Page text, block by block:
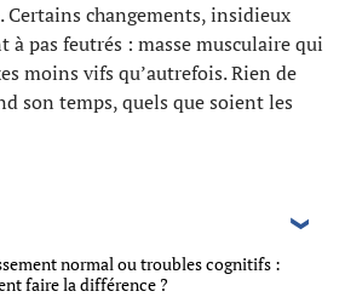
Certains changements, insidieux
pas feutrés : masse musculaire qui
moins vifs qu’autrefois. Rien de
son temps, quels que soient les
normal ou troubles cognitifs :
faire la différence ?